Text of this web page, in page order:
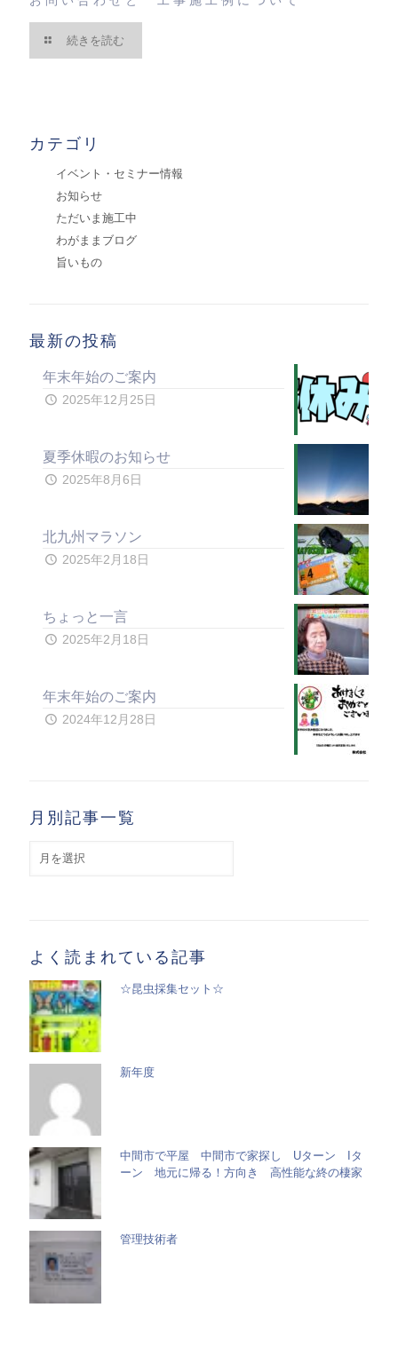
続きを読む
カテゴリ
イベント・セミナー情報
お知らせ
ただいま施工中
わがままブログ
旨いもの
最新の投稿
年末年始のご案内
2025年12月25日
夏季休暇のお知らせ
2025年8月6日
北九州マラソン
2025年2月18日
ちょっと一言
2025年2月18日
年末年始のご案内
2024年12月28日
月別記事一覧
よく読まれている記事
☆昆虫採集セット☆
新年度
中間市で平屋 中間市で家探し Uターン Iタ
ーン 地元に帰る！方向き 高性能な終の棲家
管理技術者